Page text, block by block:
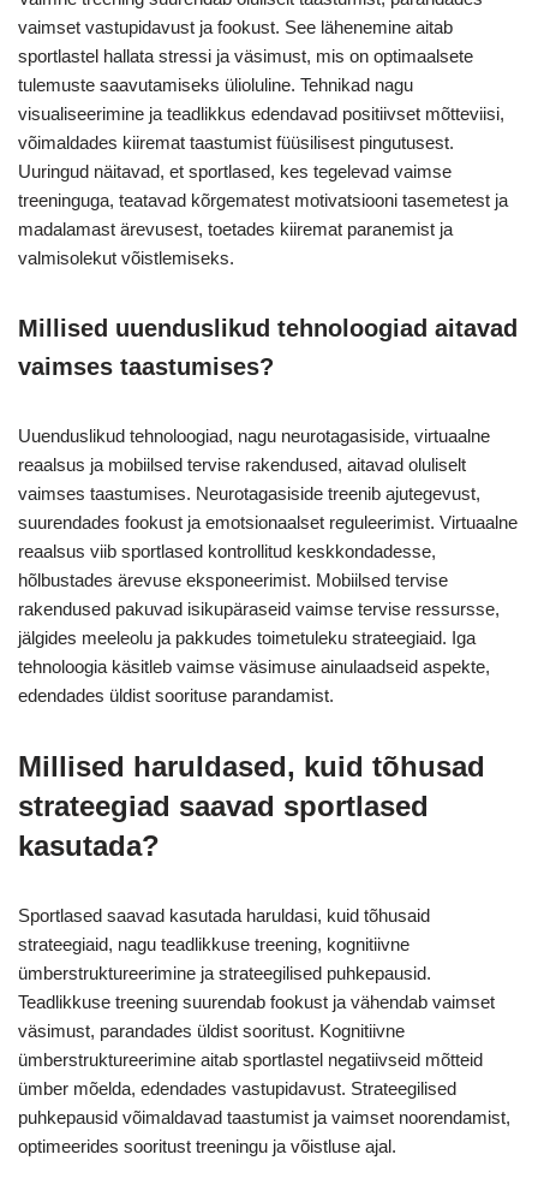
vaimset vastupidavust ja fookust. See lähenemine aitab
sportlastel hallata stressi ja väsimust, mis on optimaalsete
tulemuste saavutamiseks ülioluline. Tehnikad nagu
visualiseerimine ja teadlikkus edendavad positiivset mõtteviisi,
võimaldades kiiremat taastumist füüsilisest pingutusest.
Uuringud näitavad, et sportlased, kes tegelevad vaimse
treeninguga, teatavad kõrgematest motivatsiooni tasemetest ja
madalamast ärevusest, toetades kiiremat paranemist ja
valmisolekut võistlemiseks.
Millised uuenduslikud tehnoloogiad aitavad
vaimses taastumises?
Uuenduslikud tehnoloogiad, nagu neurotagasiside, virtuaalne
reaalsus ja mobiilsed tervise rakendused, aitavad oluliselt
vaimses taastumises. Neurotagasiside treenib ajutegevust,
suurendades fookust ja emotsionaalset reguleerimist. Virtuaalne
reaalsus viib sportlased kontrollitud keskkondadesse,
hõlbustades ärevuse eksponeerimist. Mobiilsed tervise
rakendused pakuvad isikupäraseid vaimse tervise ressursse,
jälgides meeleolu ja pakkudes toimetuleku strateegiaid. Iga
tehnoloogia käsitleb vaimse väsimuse ainulaadseid aspekte,
edendades üldist soorituse parandamist.
Millised haruldased, kuid tõhusad
strateegiad saavad sportlased
kasutada?
Sportlased saavad kasutada haruldasi, kuid tõhusaid
strateegiaid, nagu teadlikkuse treening, kognitiivne
ümberstruktureerimine ja strateegilised puhkepausid.
Teadlikkuse treening suurendab fookust ja vähendab vaimset
väsimust, parandades üldist sooritust. Kognitiivne
ümberstruktureerimine aitab sportlastel negatiivseid mõtteid
ümber mõelda, edendades vastupidavust. Strateegilised
puhkepausid võimaldavad taastumist ja vaimset noorendamist,
optimeerides sooritust treeningu ja võistluse ajal.